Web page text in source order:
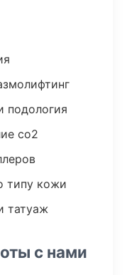
подология
co2
типу кожи
татуаж
с нами